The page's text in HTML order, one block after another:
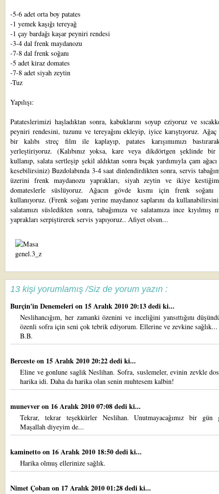
-5-6 adet orta boy patates
-1 yemek kaşığı tereyağ
-1 çay bardağı kaşar peyniri rendesi
-3-4 dal frenk maydanozu
-7-8 dal frenk soğanı
-5 adet kiraz domates
-7-8 adet siyah zeytin
-Tuz
Yapılışı:
Patateslerimizi haşladıktan sonra, kabuklarını soyup eziyoruz ve
peyniri rendesini, tuzunu ve tereyağını ekleyip, iyice karıştıyoruz.
bir kalıbı streç film ile kaplayıp, patates karışımımızı
yerleştiriyoruz. (Kalıbınız yoksa, kare veya dikdörtgen şeklinde bir
kullanıp, salata sertleşip şekil aldıktan sonra bıçak yardımıyla çam
kesebilirsiniz) Buzdolabında 3-4 saat dinlendirdikten sonra, servis
üzerini frenk maydanozu yaprakları, siyah zeytin ve ikiye
domateslerle süslüyoruz. Ağacın gövde kısmı için frenk soğanı
kullanıyoruz. (Frenk soğanı yerine maydanoz saplarını da
salatamızı süsledikten sonra, tabağımıza ve salatamıza ince kıyılmış
yaprakları serpiştirerek servis yapıyoruz.. Afiyet olsun...
13 kişi yorumlamış /Siz de yorum yazın :
Burçin'in Denemelerion 15 Aralık 2010 20:13 dedi ki...
Neslihancığım, her zamanki özenini ve inceliğini yansıttığını
özenli sofra için seni çok tebrik ediyorum. Ellerine ve zevkine sağlık...
B.B.
Bercesteon 15 Aralık 2010 20:22 dedi ki...
Eline ve gonlune saglik Neslihan. Sofra, suslemeler, evinin zevkle
harika idi. Daha da harika olan senin muhtesem kalbin!
munevveron 16 Aralık 2010 07:08 dedi ki...
Tekrar, tekrar teşekkürler Neslihan. Unutmayacağımız bir gün
Maşallah diyeyim de...
kaminettoon 16 Aralık 2010 18:50 dedi ki...
Harika olmuş ellerinize sağlık.
Nimet Çobanon 17 Aralık 2010 01:28 dedi ki...